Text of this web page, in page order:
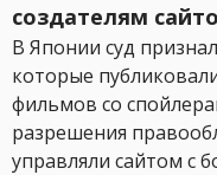
создателям
В Японии суд
которые
фильмов со
разрешения
управляли сайтом с